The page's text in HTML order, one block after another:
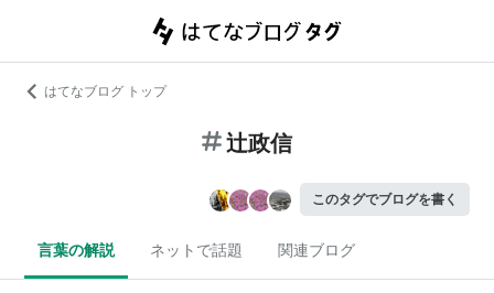
はてなブログ トップ
辻政信
このタグでブログを書く
言葉の解説 ネットで話題 関連ブログ